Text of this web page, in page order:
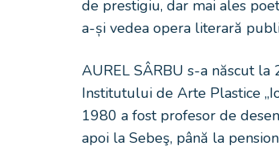
de prestigiu, dar mai ales
a-și vedea opera literară
AUREL SÂRBU s-a născut
Institutului de Arte Plastice
1980 a fost profesor de
apoi la Sebeş, până la